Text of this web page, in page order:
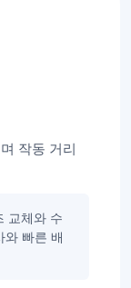
작동 거리
교체와 수
와 빠른 배